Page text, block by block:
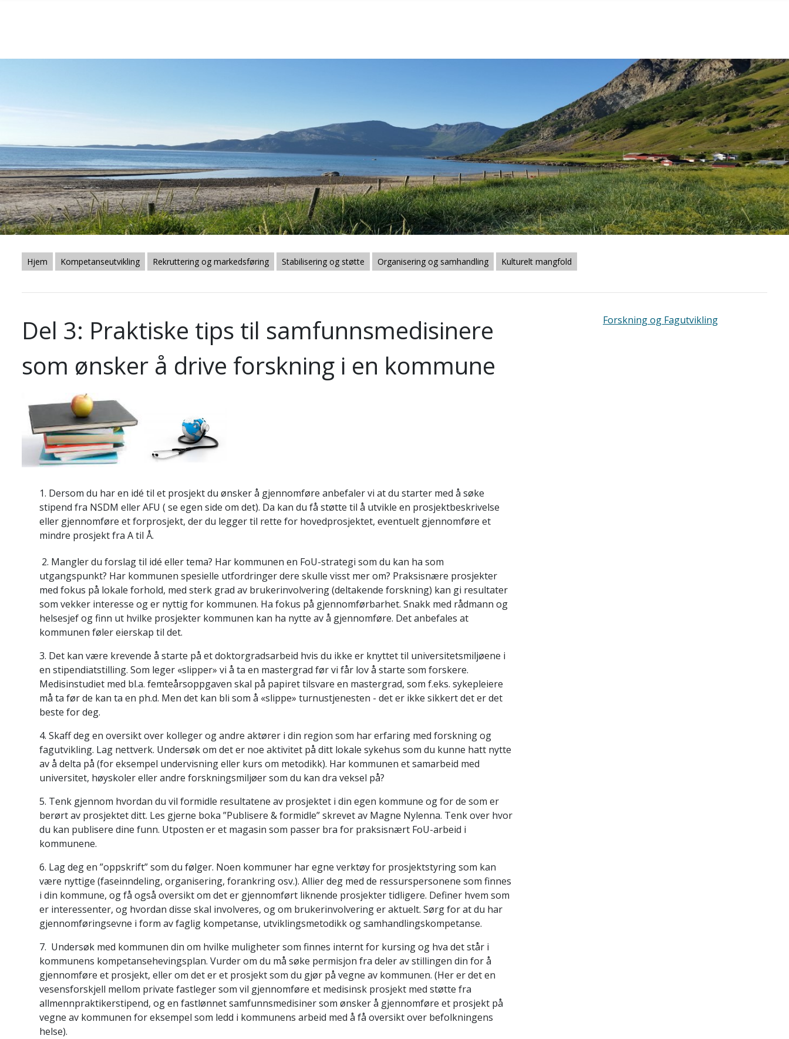
Hjem Kompetanseutvikling Rekruttering og markedsføring Stabilisering og støtte Organisering og samhandling Kulturelt mangfold
Del 3: Praktiske tips til samfunnsmedisinere
som ønsker å drive forskning i en kommune
1. Dersom du har en idé til et prosjekt du ønsker å gjennomføre anbefaler vi at du starter med å søke
stipend fra NSDM eller AFU ( se egen side om det). Da kan du få støtte til å utvikle en prosjektbeskrivelse
eller gjennomføre et forprosjekt, der du legger til rette for hovedprosjektet, eventuelt gjennomføre et
mindre prosjekt fra A til Å.
2. Mangler du forslag til idé eller tema? Har kommunen en FoU-strategi som du kan ha som
utgangspunkt? Har kommunen spesielle utfordringer dere skulle visst mer om? Praksisnære prosjekter
med fokus på lokale forhold, med sterk grad av brukerinvolvering (deltakende forskning) kan gi resultater
som vekker interesse og er nyttig for kommunen. Ha fokus på gjennomførbarhet. Snakk med rådmann og
helsesjef og finn ut hvilke prosjekter kommunen kan ha nytte av å gjennomføre. Det anbefales at
kommunen føler eierskap til det.
3. Det kan være krevende å starte på et doktorgradsarbeid hvis du ikke er knyttet til universitetsmiljøene i
en stipendiatstilling. Som leger «slipper» vi å ta en mastergrad før vi får lov å starte som forskere.
Medisinstudiet med bl.a. femteårsoppgaven skal på papiret tilsvare en mastergrad, som f.eks. sykepleiere
må ta før de kan ta en ph.d. Men det kan bli som å «slippe» turnustjenesten - det er ikke sikkert det er det
beste for deg.
4. Skaff deg en oversikt over kolleger og andre aktører i din region som har erfaring med forskning og
fagutvikling. Lag nettverk. Undersøk om det er noe aktivitet på ditt lokale sykehus som du kunne hatt nytte
av å delta på (for eksempel undervisning eller kurs om metodikk). Har kommunen et samarbeid med
universitet, høyskoler eller andre forskningsmiljøer som du kan dra veksel på?
5. Tenk gjennom hvordan du vil formidle resultatene av prosjektet i din egen kommune og for de som er
berørt av prosjektet ditt. Les gjerne boka ”Publisere & formidle” skrevet av Magne Nylenna. Tenk over hvor
du kan publisere dine funn. Utposten er et magasin som passer bra for praksisnært FoU-arbeid i
kommunene.
6. Lag deg en ”oppskrift” som du følger. Noen kommuner har egne verktøy for prosjektstyring som kan
være nyttige (faseinndeling, organisering, forankring osv.). Allier deg med de ressurspersonene som finnes
i din kommune, og få også oversikt om det er gjennomført liknende prosjekter tidligere. Definer hvem som
er interessenter, og hvordan disse skal involveres, og om brukerinvolvering er aktuelt. Sørg for at du har
gjennomføringsevne i form av faglig kompetanse, utviklingsmetodikk og samhandlingskompetanse.
7. Undersøk med kommunen din om hvilke muligheter som finnes internt for kursing og hva det står i
kommunens kompetansehevingsplan. Vurder om du må søke permisjon fra deler av stillingen din for å
gjennomføre et prosjekt, eller om det er et prosjekt som du gjør på vegne av kommunen. (Her er det en
vesensforskjell mellom private fastleger som vil gjennomføre et medisinsk prosjekt med støtte fra
allmennpraktikerstipend, og en fastlønnet samfunnsmedisiner som ønsker å gjennomføre et prosjekt på
vegne av kommunen for eksempel som ledd i kommunens arbeid med å få oversikt over befolkningens
helse).
Forskning og Fagutvikling